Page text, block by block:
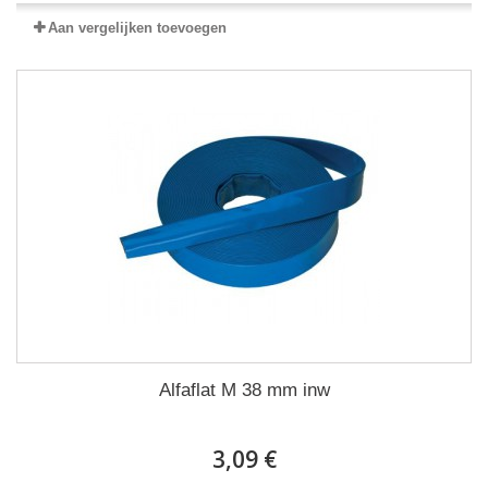
Aan vergelijken toevoegen
Alfaflat M 38 mm inw
3,09 €